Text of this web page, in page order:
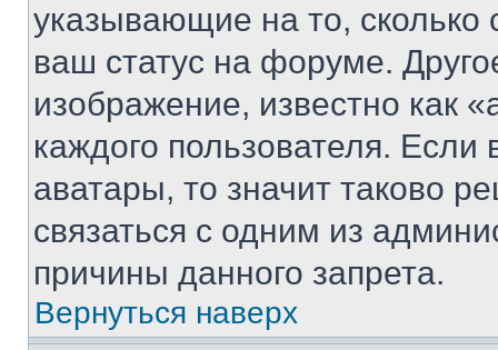
указывающие на то,
ваш статус на форуме.
изображение, известно как
каждого пользователя.
аватары, то значит таково
связаться с одним из
причины данного запрета.
Вернуться наверх